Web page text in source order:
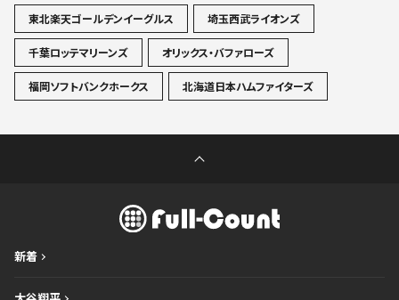
東北楽天ゴールデンイーグルス
埼玉西武ライオンズ
千葉ロッテマリーンズ オリックス・バファローズ
福岡ソフトバンクホークス 北海道日本ハムファイターズ
新着